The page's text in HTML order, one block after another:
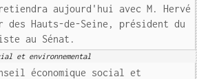
aujourd'hui avec M. Hervé
des Hauts-de-Seine, président du
au Sénat.
et environnemental
économique social et